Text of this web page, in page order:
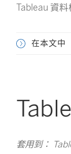
Tableau 資料
在本文中
套用到：